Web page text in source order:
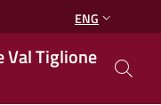
ENG
Val Tiglione